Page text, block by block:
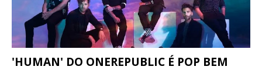
'HUMAN' DO ONEREPUBLIC É POP BEM